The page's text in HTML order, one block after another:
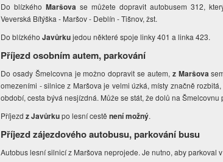
Do blízkéhoMaršova se můžete dopravit autobusem 312,
Veverská Bítýška - Maršov - Deblín - Tišnov, žst.
Do blízkéhoJavůrkujedou některé spoje linky 401 a linka 423.
Příjezd osobním autem, parkování
Do osady Šmelcovna je možno dopravit se autem, z Maršova
omezeními - silnice z Maršova je velmi úzká, místy značně
období, cesta bývá nesjízdná. Může se stát, že dolů na Šmelcovnu
Příjezd z Javůrkupo lesní cestěnení možný.
Příjezd zájezdového autobusu, parkování busu
Autobus lesní silnicí z Maršova neprojede. Je nutno, aby parkoval